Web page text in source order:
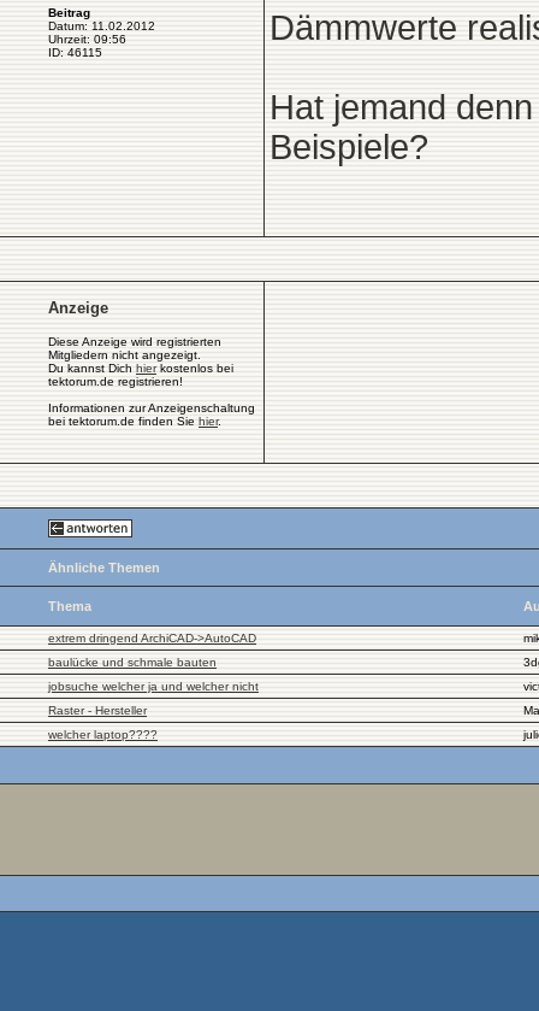
Beitrag
Datum: 11.02.2012
Uhrzeit: 09:56
ID: 46115
Dämmwerte
Hat jemand
Beispiele?
Anzeige
Diese Anzeige wird registrierten
Mitgliedern nicht angezeigt.
Du kannst Dich hierkostenlos bei
tektorum.de registrieren!
Informationen zur Anzeigenschaltung
bei tektorum.de finden Sie hier.
Ähnliche Themen
Thema
extrem dringend ArchiCAD->AutoCAD
baulücke und schmale bauten
jobsuche welcher ja und welcher nicht
Raster - Hersteller
welcher laptop????